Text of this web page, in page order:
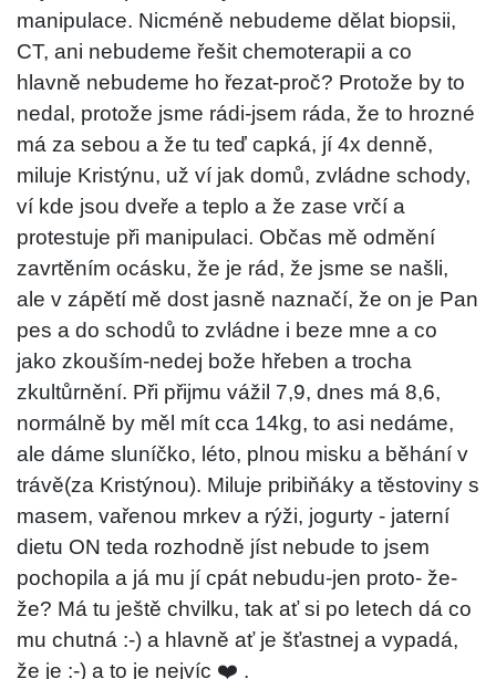
manipulace. Nicméně nebudeme dělat biopsii,
CT, ani nebudeme řešit chemoterapii a co
hlavně nebudeme ho řezat-proč? Protože by to
nedal, protože jsme rádi-jsem ráda, že to hrozné
má za sebou a že tu teď capká, jí 4x denně,
miluje Kristýnu, už ví jak domů, zvládne schody,
ví kde jsou dveře a teplo a že zase vrčí a
protestuje při manipulaci. Občas mě odmění
zavrtěním ocásku, že je rád, že jsme se našli,
ale v zápětí mě dost jasně naznačí, že on je Pan
pes a do schodů to zvládne i beze mne a co
jako zkouším-nedej bože hřeben a trocha
zkultůrnění. Při přijmu vážil 7,9, dnes má 8,6,
normálně by měl mít cca 14kg, to asi nedáme,
ale dáme sluníčko, léto, plnou misku a běhání v
trávě(za Kristýnou). Miluje pribiňáky a těstoviny s
masem, vařenou mrkev a rýži, jogurty - jaterní
dietu ON teda rozhodně jíst nebude to jsem
pochopila a já mu jí cpát nebudu-jen proto- že-
že? Má tu ještě chvilku, tak ať si po letech dá co
mu chutná :-) a hlavně ať je šťastnej a vypadá,
že je :-) a to je nejvíc ❤️ .